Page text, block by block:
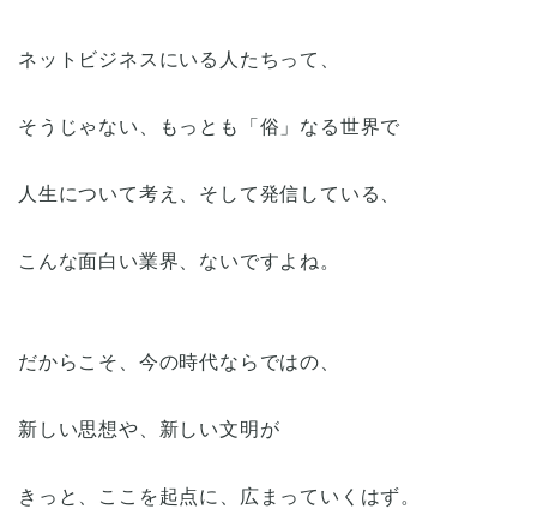
ネットビジネスにいる人たちって、
そうじゃない、もっとも「俗」なる世界で
人生について考え、そして発信している、
こんな面白い業界、ないですよね。
だからこそ、今の時代ならではの、
新しい思想や、新しい文明が
きっと、ここを起点に、広まっていくはず。